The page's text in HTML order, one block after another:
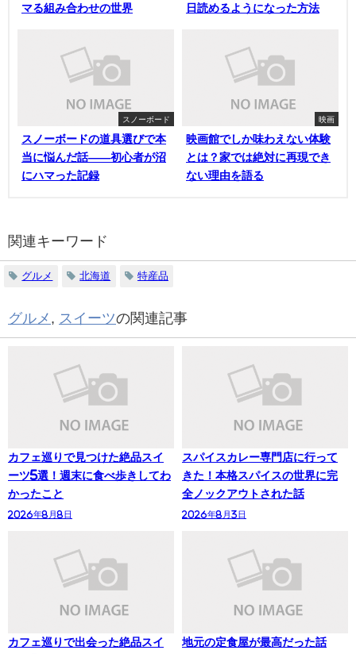
マる組み合わせの世界
日読めるようになった方法
スノーボード
スノーボードの道具選びで本
当に悩んだ話——初心者が沼
にハマった記録
映画
映画館でしか味わえない体験
とは？家では絶対に再現でき
ない理由を語る
関連キーワード
グルメ 北海道 特産品
グルメ , スイーツの関連記事
カフェ巡りで見つけた絶品スイ
ーツ5選！週末に食べ歩きしてわ
かったこと
2026年8月8日
スパイスカレー専門店に行って
きた！本格スパイスの世界に完
全ノックアウトされた話
2026年8月3日
カフェ巡りで出会った絶品スイ
地元の定食屋が最高だった話